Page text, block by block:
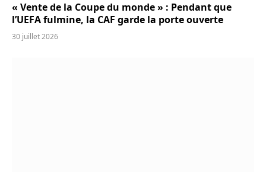
« Vente de la Coupe du monde » : Pendant que
l’UEFA fulmine, la CAF garde la porte ouverte
30 juillet 2026